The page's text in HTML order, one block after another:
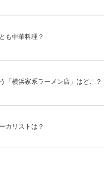
も中華料理？
「横浜家系ラーメン店」はどこ？
カリストは？